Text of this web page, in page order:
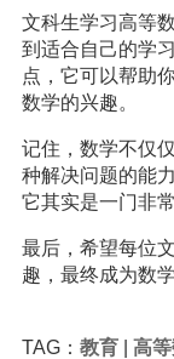
文科生学习高等
到适合自己的学
点，它可以帮助
数学的兴趣。
记住，数学不仅
种解决问题的能
它其实是一门非
最后，希望每位
趣，最终成为数
TAG： 教育| 高